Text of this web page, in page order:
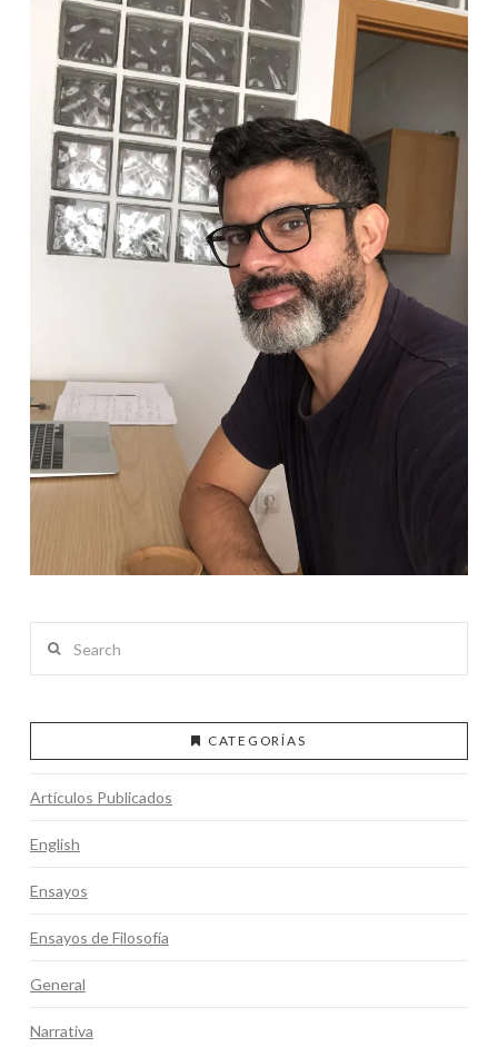
CATEGORÍAS
Artículos Publicados
English
Ensayos
Ensayos de Filosofía
General
Narrativa